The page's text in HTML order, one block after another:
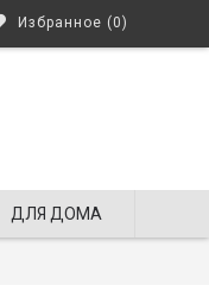
Избранное (0)
ДЛЯ ДОМА